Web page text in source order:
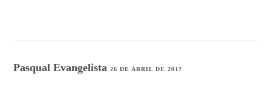
Pasqual Evangelista26 DE ABRIL DE 2017